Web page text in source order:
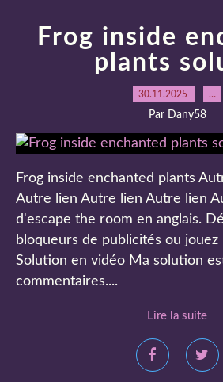
Frog inside
plants
30.11.2025 …
Par Dany58
Frog inside enchanted plants
Autre lien Autre lien Autre lien
d'escape the room en anglais.
bloqueurs de publicités ou
Solution en vidéo Ma solution
commentaires....
Lire la suite